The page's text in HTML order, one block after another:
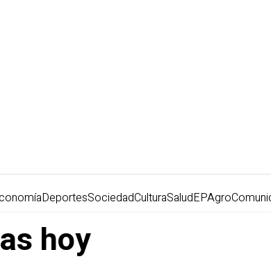
DeportesSociedadCulturaSaludEPAgro
hoy